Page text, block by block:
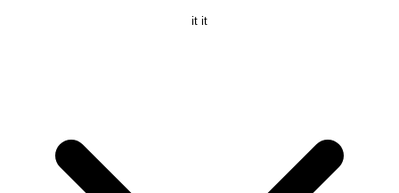
it it